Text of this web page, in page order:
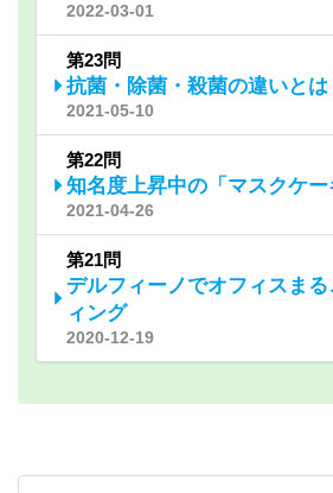
2022-03-01
第23問
抗菌・除菌・殺菌の違いとは
2021-05-10
第22問
知名度上昇中の「マスクケー
2021-04-26
第21問
デルフィーノでオフィスま
ィング
2020-12-19